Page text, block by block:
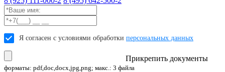
Я согласен с условиями обработки персональных данных
Прикрепить документы
форматы: pdf,doc,docx,jpg,png; макс.: 3 файла